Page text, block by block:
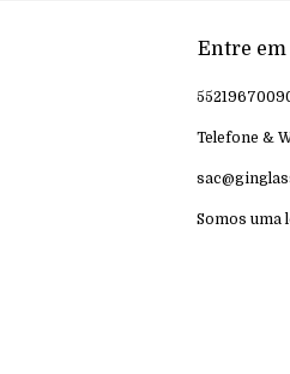
Entre
Telefone &
Somos uma